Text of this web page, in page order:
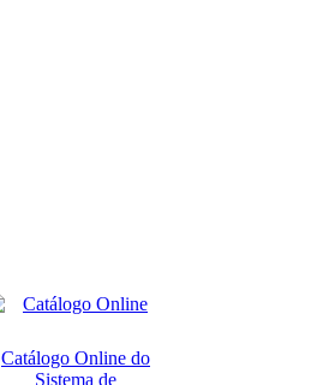
Catálogo Online do
Sistema de